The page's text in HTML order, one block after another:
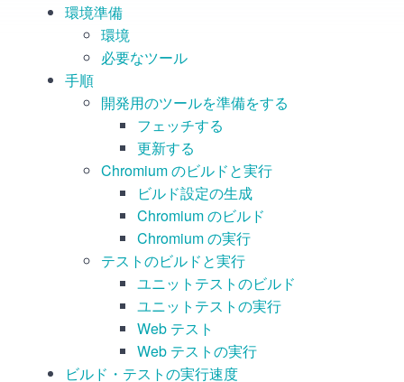
環境準備
環境
必要なツール
手順
開発用のツールを準備をする
フェッチする
更新する
Chromium のビルドと実行
ビルド設定の生成
Chromium のビルド
Chromium の実行
テストのビルドと実行
ユニットテストのビルド
ユニットテストの実行
Web テスト
Web テストの実行
ビルド・テストの実行速度